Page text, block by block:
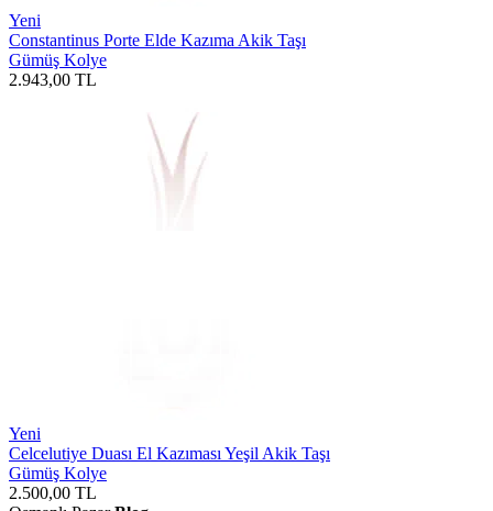
Yeni
Constantinus Porte Elde Kazıma Akik Taşı
Gümüş Kolye
2.943,00 TL
Yeni
Celcelutiye Duası El Kazıması Yeşil Akik Taşı
Gümüş Kolye
2.500,00 TL